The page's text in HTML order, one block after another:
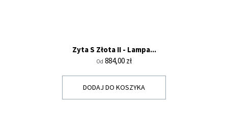
Zyta S Złota II - Lampa...
Od Cena
884,00 zł
DODAJ DO KOSZYKA